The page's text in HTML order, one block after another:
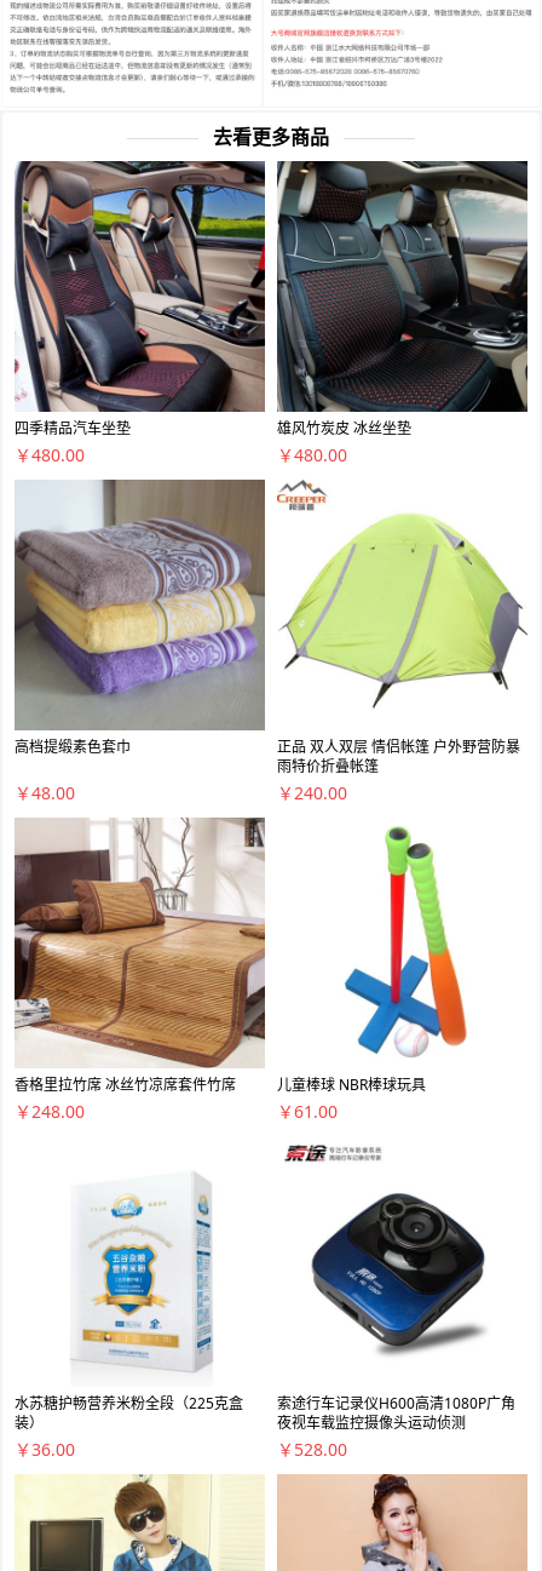
去看更多商品
四季精品汽车坐垫
￥480.00
雄风竹炭皮 冰丝坐垫
￥480.00
高档提缎素色套巾
￥48.00
正品 双人双层 情侣帐篷 户外野营防暴
雨特价折叠帐篷
￥240.00
香格里拉竹席 冰丝竹凉席套件竹席
￥248.00
儿童棒球 NBR棒球玩具
￥61.00
水苏糖护畅营养米粉全段（225克盒
装）
￥36.00
索途行车记录仪H600高清1080P广角
夜视车载监控摄像头运动侦测
￥528.00